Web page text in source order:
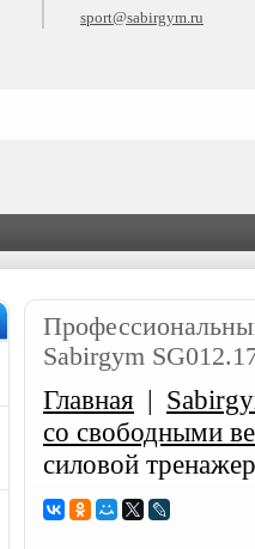
sport@sabirgym.ru
Sabirgym
Главная |
со свободными
силовой